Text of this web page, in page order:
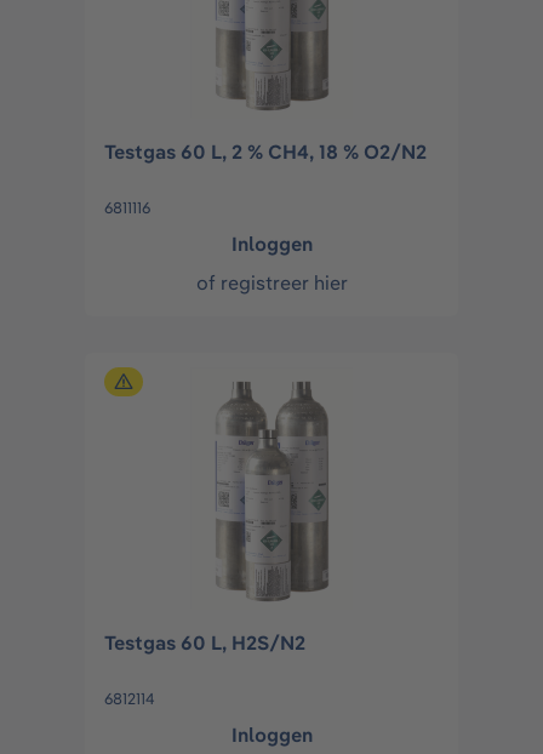
Testgas 60 L, 2 % CH4, 18 % O2/N2
6811116
Inloggen
of registreer hier
Testgas 60 L, H2S/N2
6812114
Inloggen